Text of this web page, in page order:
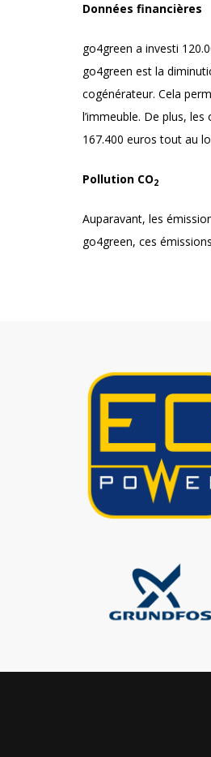
Données financières
go4green a investi
go4green est la
cogénérateur. Cela
l’immeuble. De plus,
167.400 euros tout au
Pollution CO2
Auparavant, les
go4green, ces